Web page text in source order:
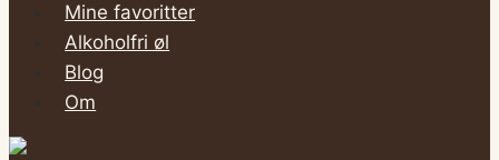
Mine favoritter
Alkoholfri øl
Blog
Om